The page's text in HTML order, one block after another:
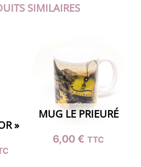
SIMILAIRES
»
MUG LE PRIEURÉ
6,00€ TTC